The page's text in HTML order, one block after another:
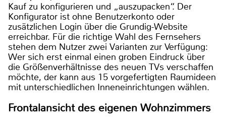
Kauf zu konfigurieren und „auszupacken“. Der
Konfigurator ist ohne Benutzerkonto oder
zusätzlichen Login über die Grundig-Website
erreichbar. Für die richtige Wahl des Fernsehers
stehen dem Nutzer zwei Varianten zur Verfügung:
Wer sich erst einmal einen groben Eindruck über
die Größenverhältnisse des neuen TVs verschaffen
möchte, der kann aus 15 vorgefertigten Raumideen
mit unterschiedlichen Inneneinrichtungen wählen.
Frontalansicht des eigenen Wohnzimmers